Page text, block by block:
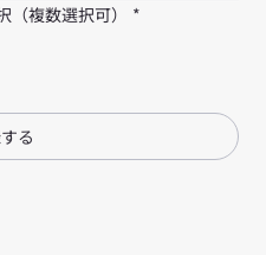
複数選択可）
*
る